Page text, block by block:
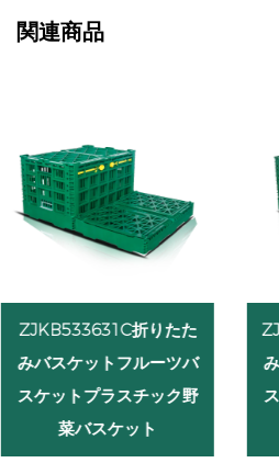
関連商品
ZJKB533631W折りたた
みバスケットフルーツバ
スケットプラスチック野
菜バスケット